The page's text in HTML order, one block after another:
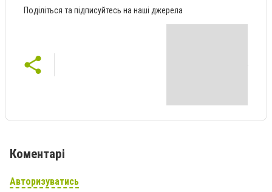
Поділіться та підписуйтесь на наші джерела
Коментарі
Авторизуватись